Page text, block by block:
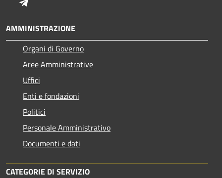
AMMINISTRAZIONE
Organi di Governo
Aree Amministrative
Uffici
Enti e fondazioni
Politici
Personale Amministrativo
Documenti e dati
CATEGORIE DI SERVIZIO